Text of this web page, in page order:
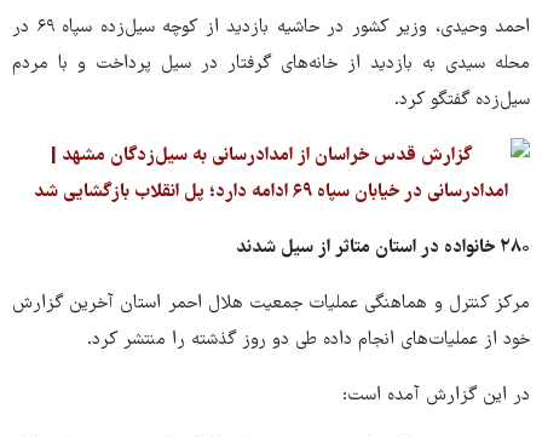
احمد وحیدی، وزیر کشور در حاشیه بازدید از کوچه سیل‌زده سپاه ۶۹ در
محله سیدی به بازدید از خانه‌های گرفتار در سیل پرداخت و با مردم
سیل‌زده گفتگو کرد.
۲۸۰ خانواده در استان متاثر از سیل شدند
مرکز کنترل و هماهنگی عملیات جمعیت هلال احمر استان آخرین گزارش
خود از عملیات‌های انجام داده طی دو روز گذشته را منتشر کرد.
در این گزارش آمده است: